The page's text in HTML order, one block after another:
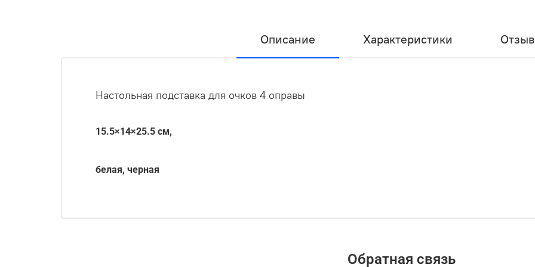
Описание Характеристики
Настольная подставка для очков 4 оправы
15.5×14×25.5 см,
белая, черная
Обратная связь